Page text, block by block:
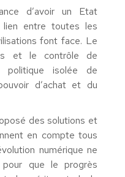
d’avoir un Etat
entre toutes les
font face. Le
et le contrôle de
politique isolée de
d’achat et du
des solutions et
en compte tous
numérique ne
que le progrès